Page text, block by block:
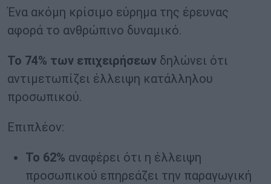
Ένα ακόμη κρίσιμο εύρημα της έρευνας
αφορά το ανθρώπινο δυναμικό.
Το 74% των επιχειρήσεων δηλώνει ότι
αντιμετωπίζει έλλειψη κατάλληλου
προσωπικού.
Επιπλέον:
Το 62% αναφέρει ότι η έλλειψη
προσωπικού επηρεάζει την παραγωγική